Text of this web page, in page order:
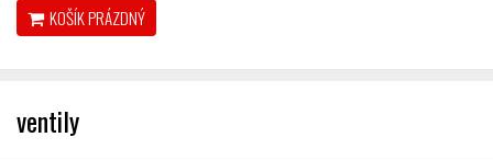
KOŠÍKPRÁZDNÝ
ventily